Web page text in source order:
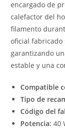
encargado de
calefactor del
filamento
oficial fabricado
garantizando
estable y una
Compatible
Tipo de
Código del
Potencia: 40